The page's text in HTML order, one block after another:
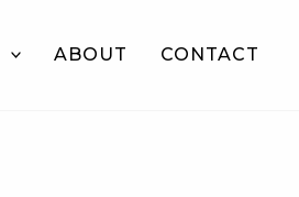
ABOUT CONTACT